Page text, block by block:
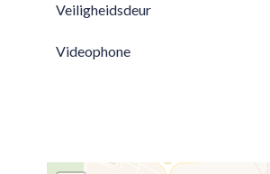
Veiligheidsdeur
Videophone